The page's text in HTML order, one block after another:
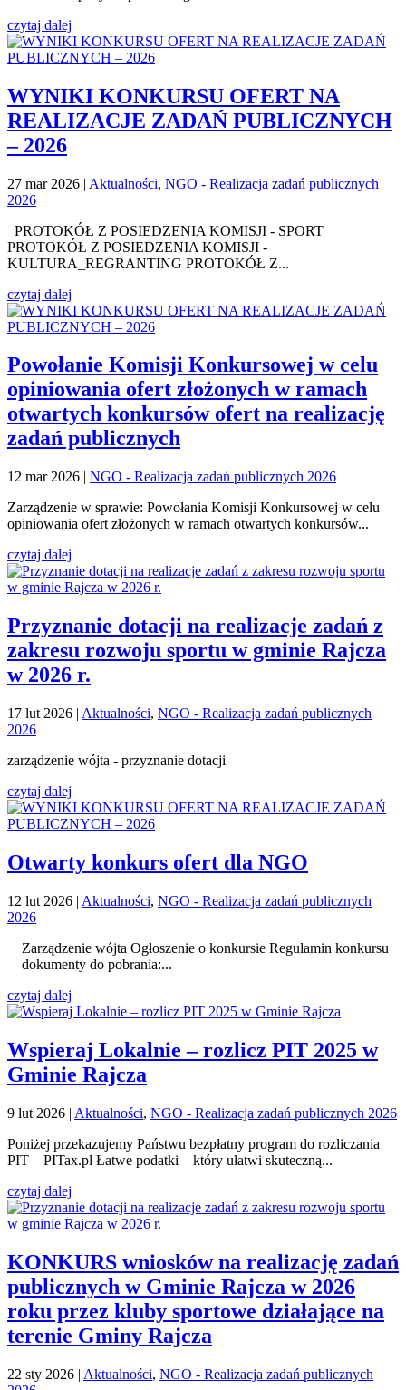
czytaj dalej
WYNIKI KONKURSU OFERT NA
REALIZACJE ZADAŃ PUBLICZNYCH
– 2026
27 mar 2026 | Aktualności, NGO - Realizacja zadań publicznych
2026
PROTOKÓŁ Z POSIEDZENIA KOMISJI - SPORT
PROTOKÓŁ Z POSIEDZENIA KOMISJI -
KULTURA_REGRANTING PROTOKÓŁ Z...
czytaj dalej
Powołanie Komisji Konkursowej w celu
opiniowania ofert złożonych w ramach
otwartych konkursów ofert na realizację
zadań publicznych
12 mar 2026 | NGO - Realizacja zadań publicznych 2026
Zarządzenie w sprawie: Powołania Komisji Konkursowej w celu
opiniowania ofert złożonych w ramach otwartych konkursów...
czytaj dalej
Przyznanie dotacji na realizacje zadań z
zakresu rozwoju sportu w gminie Rajcza
w 2026 r.
17 lut 2026 | Aktualności, NGO - Realizacja zadań publicznych
2026
zarządzenie wójta - przyznanie dotacji
czytaj dalej
Otwarty konkurs ofert dla NGO
12 lut 2026 | Aktualności, NGO - Realizacja zadań publicznych
2026
Zarządzenie wójta Ogłoszenie o konkursie Regulamin konkursu
dokumenty do pobrania:...
czytaj dalej
Wspieraj Lokalnie – rozlicz PIT 2025 w
Gminie Rajcza
9 lut 2026 | Aktualności, NGO - Realizacja zadań publicznych 2026
Poniżej przekazujemy Państwu bezpłatny program do rozliczania
PIT – PITax.pl Łatwe podatki – który ułatwi skuteczną...
czytaj dalej
KONKURS wniosków na realizację zadań
publicznych w Gminie Rajcza w 2026
roku przez kluby sportowe działające na
terenie Gminy Rajcza
22 sty 2026 | Aktualności, NGO - Realizacja zadań publicznych